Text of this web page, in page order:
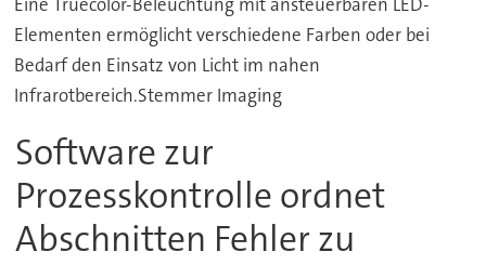
Elementen ermöglicht verschiedene Farben oder bei
Bedarf den Einsatz von Licht im nahen
Infrarotbereich.Stemmer Imaging
Software zur
Prozesskontrolle ordnet
Abschnitten Fehler zu